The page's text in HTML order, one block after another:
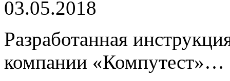
03.05.2018
Разработанная
компании «Компутест»…